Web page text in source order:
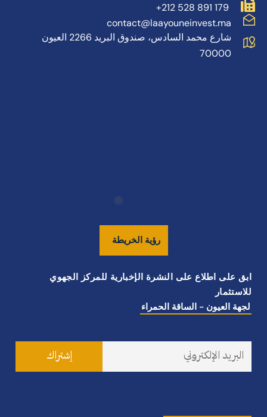
+212 528 891 179
contact@laayouneinvest.ma
شارع محمد السادس، صندوق البريد 2266 العيون
70000
رؤية الخريطة
ابق على اطلاع على النشرة الإخبارية للمركز الجهوي
للاستثمار
لجهة العيون - الساقة الحمراء